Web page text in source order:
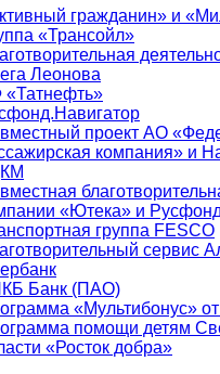
гражданин» и
«Трансойл»
Леонова
«Татнефть»
проект АО
компания» и
«Ютека» и
группа FESCO
сервис
Банк (ПАО)
«Мультибонус»
помощи детям
«Росток добра»